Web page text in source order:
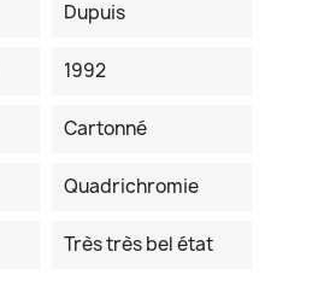
Dupuis
1992
Cartonné
Quadrichromie
Très très bel état